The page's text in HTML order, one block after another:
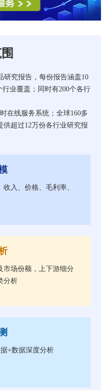
研究报告，每份报告涵盖10
业覆盖；同时有200个各行
在线服务系统；全球160多
超过12万份各行业研究报
入、价格、毛利率、
市场份额，上下游细分
分析
+数据深度分析